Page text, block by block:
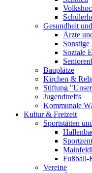
Gesundheit
Ärzte
Soziale
Bauplätze
Kirchen &
Stiftung
Jugendtreffs
Kommunale
Kultur & Freizeit
Sportstätten
Fußball-
Vereine